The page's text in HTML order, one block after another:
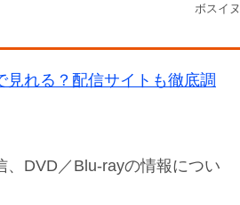
ボスイヌ
れる？配信サイトも徹底調
DVD／Blu-rayの情報につい